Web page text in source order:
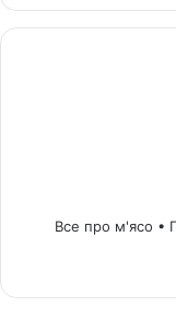
Все про м'ясо •